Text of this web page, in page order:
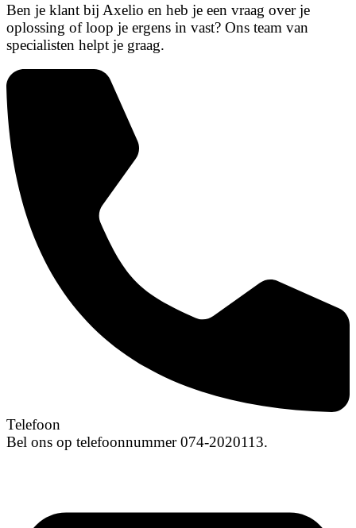
Ben je klant bij Axelio en heb je een vraag over je
oplossing of loop je ergens in vast? Ons team van
specialisten helpt je graag.
Telefoon
Bel ons op telefoonnummer 074-2020113.